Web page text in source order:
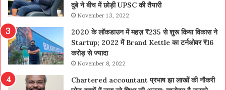
दुबे ने बीच में छोड़ी UPSC की तैयारी
November 13, 2022
2020 के लॉकडाउन में महज़ ₹235 से शुरू किया विकास ने
Startup; 2022 में Brand Kettle का टर्नओवर ₹16
करोड़ से ज्यादा
November 8, 2022
Chartered accountant प्रभाष झा लाखों की नौकरी